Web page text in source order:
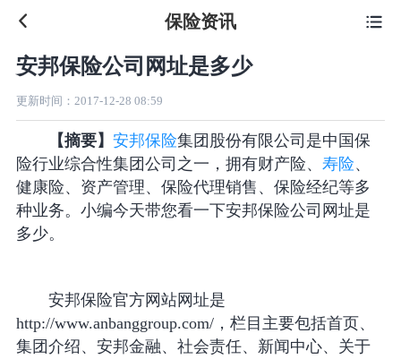
 保险资讯
安邦保险公司网址是多少
更新时间： 2017-12-28 08:59
【摘要】 安邦保险集团股份有限公司是中国保
险行业综合性集团公司之一，拥有财产险、 寿险、
健康险、资产管理、保险代理销售、保险经纪等多
种业务。小编今天带您看一下安邦保险公司网址是
多少。
安邦保险官方网站网址是
http://www.anbanggroup.com/，栏目主要包括首页、
集团介绍、安邦金融、社会责任、新闻中心、关于